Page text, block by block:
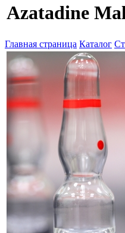
Azatadine
Главная страница Каталог